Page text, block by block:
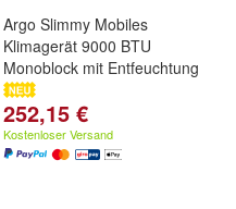
Argo Slimmy Mobiles
Klimagerät 9000 BTU
Monoblock mit Entfeuchtung
252,15 €
Kostenloser Versand